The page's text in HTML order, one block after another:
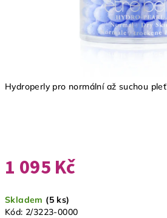
Hydroperly pro normální až suchou pleť
1 095 Kč
cena:
Skladem (5 ks)
Kód: 2/3223-0000